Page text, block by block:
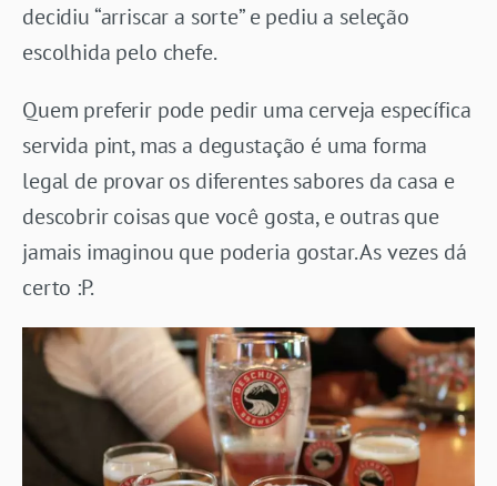
decidiu “arriscar a sorte” e pediu a seleção
escolhida pelo chefe.
Quem preferir pode pedir uma cerveja específica
servida pint, mas a degustação é uma forma
legal de provar os diferentes sabores da casa e
descobrir coisas que você gosta, e outras que
jamais imaginou que poderia gostar. As vezes dá
certo :P.